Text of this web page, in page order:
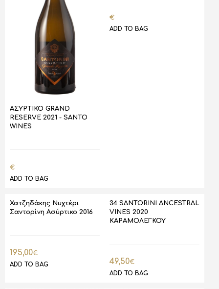
ΑΣΥΡΤΙΚΟ GRAND
RESERVE 2021 - SANTO
WINES
€
ADD TO BAG
€
ADD TO BAG
Χατζηδάκης Νυχτέρι
Σαντορίνη Ασύρτικο 2016
195,00€
ADD TO BAG
34 SANTORINI ANCESTRAL
VINES 2020
ΚΑΡΑΜΟΛΕΓΚΟΥ
49,50€
ADD TO BAG